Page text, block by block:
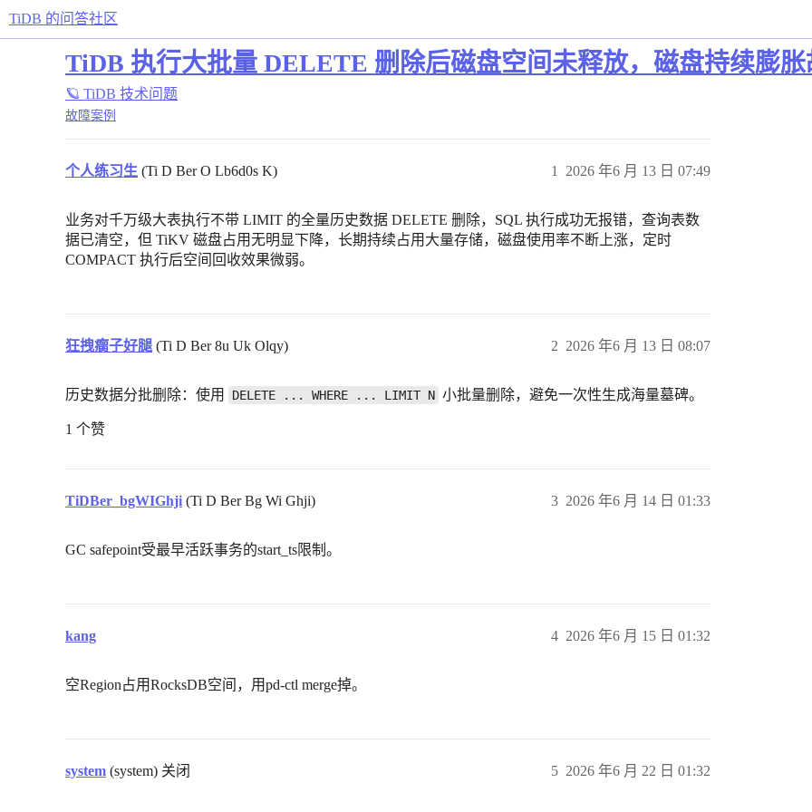
TiDB 的问答社区
TiDB 执行大批量 DELETE 删除后磁盘空间未释放，磁盘持续膨胀
🪐 TiDB 技术问题
故障案例
个人练习生 (Ti D Ber O Lb6d0s K) 2026 年6 月 13 日 07:49
1
业务对千万级大表执行不带 LIMIT 的全量历史数据 DELETE 删除，SQL 执行成功无报错，查询表数
据已清空，但 TiKV 磁盘占用无明显下降，长期持续占用大量存储，磁盘使用率不断上涨，定时
COMPACT 执行后空间回收效果微弱。
狂拽瘸子好腿 (Ti D Ber 8u Uk Olqy) 2026 年6 月 13 日 08:07
2
历史数据分批删除：使用 DELETE ... WHERE ... LIMIT N 小批量删除，避免一次性生成海量墓碑。
1 个赞
TiDBer_bgWIGhji (Ti D Ber Bg Wi Ghji) 2026 年6 月 14 日 01:33
3
GC safepoint受最早活跃事务的start_ts限制。
kang 2026 年6 月 15 日 01:32
4
空Region占用RocksDB空间，用pd-ctl merge掉。
system (system) 关闭 2026 年6 月 22 日 01:32
5